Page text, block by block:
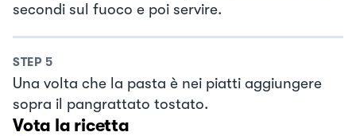
secondi sul fuoco e poi servire.
STEP 5
Una volta che la pasta è nei piatti aggiungere
sopra il pangrattato tostato.
Vota la ricetta